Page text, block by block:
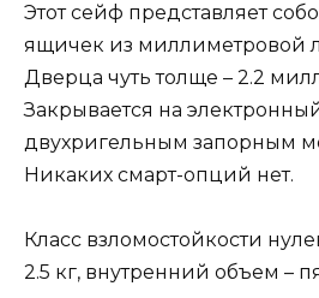
Этот сейф представляет
ящичек из миллиметровой
Дверца чуть толще – 2.2
Закрывается на
двухригельным запорным
Никаких смарт-опций нет.
Класс взломостойкости
2.5 кг, внутренний объем –